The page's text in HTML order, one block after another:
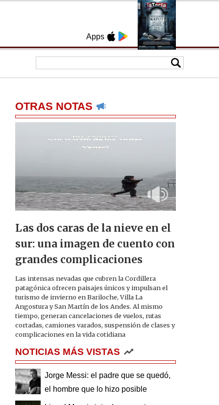
Apps
OTRAS NOTAS
Las dos caras de la nieve en el
sur: una imagen de cuento con
grandes complicaciones
Las intensas nevadas que cubren la Cordillera
patagónica ofrecen paisajes únicos y impulsan el
turismo de invierno en Bariloche, Villa La
Angostura y San Martín de los Andes. Al mismo
tiempo, generan cancelaciones de vuelos, rutas
cortadas, camiones varados, suspensión de clases y
complicaciones en la vida cotidiana
NOTICIAS MÁS VISTAS
Jorge Messi: el padre que se quedó,
el hombre que lo hizo posible